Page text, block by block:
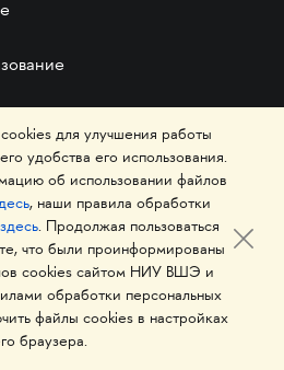
для улучшения работы
удобства его использования.
об использовании файлов
, наши правила обработки
здесь. Продолжая пользоваться
что были проинформированы
cookies сайтом НИУ ВШЭ и
обработки персональных
файлы cookies в настройках
браузера.